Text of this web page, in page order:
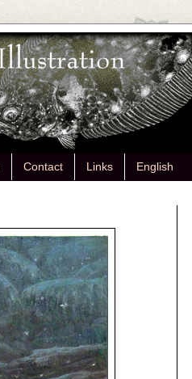
Contact Links English